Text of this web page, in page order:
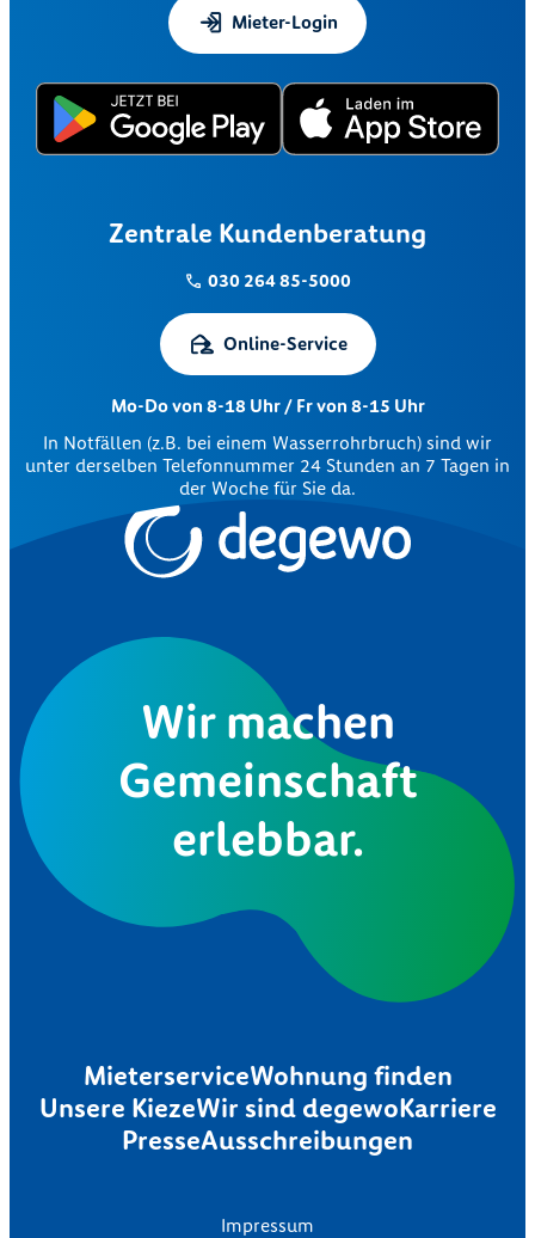
Mieter-Login
Zentrale Kundenberatung
030 264 85-5000
Online-Service
Mo-Do von 8-18 Uhr / Fr von 8-15 Uhr
In Notfällen (z.B. bei einem Wasserrohrbruch) sind wir
unter derselben Telefonnummer 24 Stunden an 7 Tagen in
der Woche für Sie da.
Wir machen
Gemeinschaft
erlebbar.
MieterserviceWohnung finden
Unsere KiezeWir sind degewoKarriere
PresseAusschreibungen
Impressum